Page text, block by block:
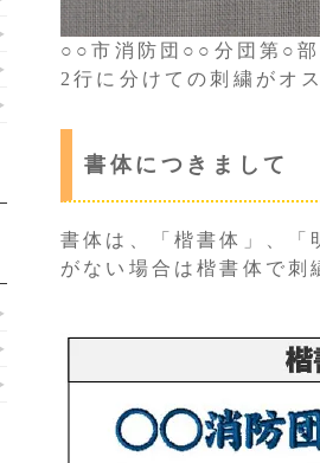
○○市消防団○○分団第○部
2行に分けての刺繍がオ
書体につきまして
書体は、「楷書体」、「
がない場合は楷書体で刺